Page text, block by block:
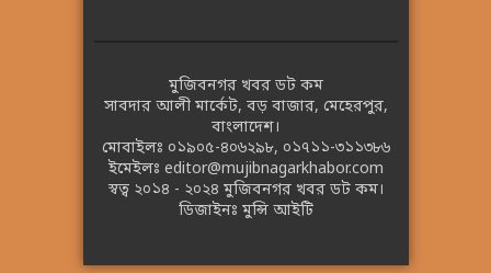
মুজিবনগর খবর ডট কম
সাবদার আলী মার্কেট, বড় বাজার, মেহেরপুর,
বাংলাদেশ।
মোবাইলঃ ০১৯০৫-৪০৬২৯৮, ০১৭১১-৩১১৩৮৬
ইমেইলঃ editor@mujibnagarkhabor.com
স্বত্ব ২০১৪ - ২০২৪ মুজিবনগর খবর ডট কম।
ডিজাইনঃ মুন্সি আইটি